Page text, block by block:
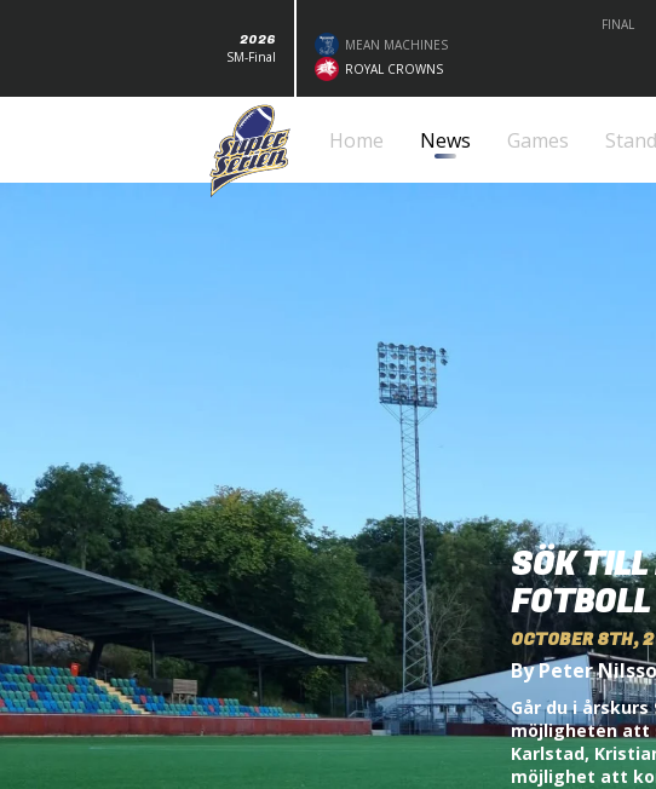
2026
SM-Final
FINAL
MEAN MACHINES
ROYAL CROWNS
Home News Games
SÖK
OCTOBER 8TH,
By Peter
Går du i
möjligheten att
Karlstad,
möjlighet att